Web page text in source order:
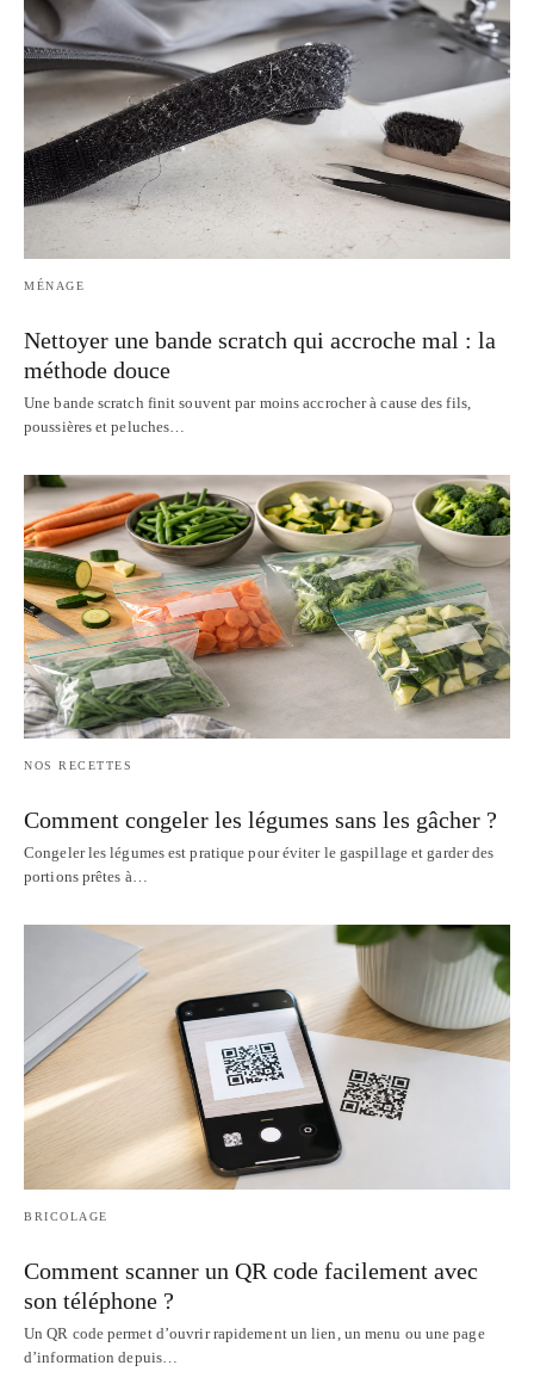
MÉNAGE
Nettoyer une bande scratch qui accroche mal : la
méthode douce
Une bande scratch finit souvent par moins accrocher à cause des fils,
poussières et peluches…
NOS RECETTES
Comment congeler les légumes sans les gâcher ?
Congeler les légumes est pratique pour éviter le gaspillage et garder des
portions prêtes à…
BRICOLAGE
Comment scanner un QR code facilement avec
son téléphone ?
Un QR code permet d’ouvrir rapidement un lien, un menu ou une page
d’information depuis…